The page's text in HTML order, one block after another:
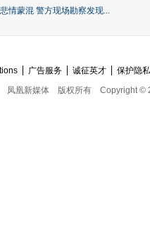
情蒙混 警方现场勘察发现...
广告服务 诚征英才
保护隐
凤凰新媒体
版权所有 Copyright ©